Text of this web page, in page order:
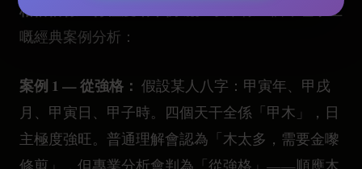
格恰恰係五行極度唔平衡嘅。
以下係三個命理學上
嘅經典案例分析：
案例 1 — 從強格： 假設某人八字：甲寅年、甲戌
月、甲寅日、甲子時。四個天干全係「甲木」，日
主極度強旺。普通理解會認為「木太多，需要金嚟